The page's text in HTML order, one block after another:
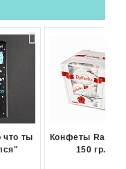
ты
Конфеты
150 гр.